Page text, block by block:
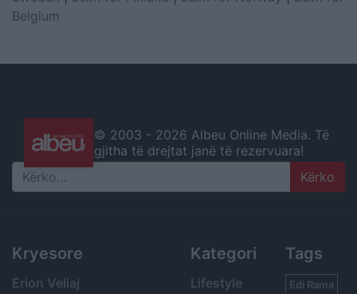
Belgium
© 2003 - 2026 Albeu Online Media. Të
gjitha të drejtat janë të rezervuara!
Search
Kryesore
Erion Veliaj
Kategori
Lifestyle
Tags
Edi Rama